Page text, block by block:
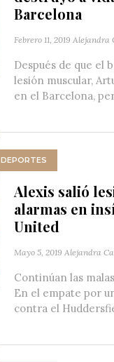
Barcelona
Febrero 11, 2019 Alejandra
Después de que el
lesión muscular,
en el Barcelona,
DEPORTES
Alexis salió
alarmas en
United
Mayo 5, 2019 Alejandra
Continúan las
En el empate por
contra el